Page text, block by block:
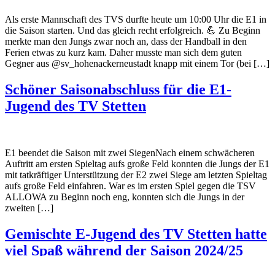
Als erste Mannschaft des TVS durfte heute um 10:00 Uhr die E1 in
die Saison starten. Und das gleich recht erfolgreich. 💪 Zu Beginn
merkte man den Jungs zwar noch an, dass der Handball in den
Ferien etwas zu kurz kam. Daher musste man sich dem guten
Gegner aus @sv_hohenackerneustadt knapp mit einem Tor (bei […]
Schöner Saisonabschluss für die E1-
Jugend des TV Stetten
E1 beendet die Saison mit zwei SiegenNach einem schwächeren
Auftritt am ersten Spieltag aufs große Feld konnten die Jungs der E1
mit tatkräftiger Unterstützung der E2 zwei Siege am letzten Spieltag
aufs große Feld einfahren. War es im ersten Spiel gegen die TSV
ALLOWA zu Beginn noch eng, konnten sich die Jungs in der
zweiten […]
Gemischte E-Jugend des TV Stetten hatte
viel Spaß während der Saison 2024/25